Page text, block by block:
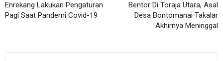
Enrekang Lakukan Pengaturan
Pagi Saat Pandemi Covid-19
Bentor Di Toraja Utara, Asal
Desa Bontomanai Takalar
Akhirnya Meninggal